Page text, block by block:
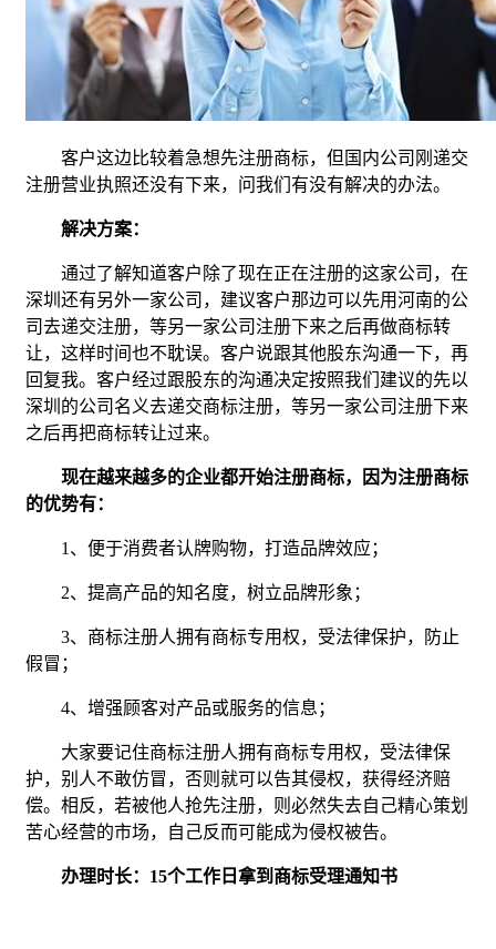
客户这边比较着急想先注册商标，但国内公司刚递交
注册营业执照还没有下来，问我们有没有解决的办法。
解决方案：
通过了解知道客户除了现在正在注册的这家公司，在
深圳还有另外一家公司，建议客户那边可以先用河南的公
司去递交注册，等另一家公司注册下来之后再做商标转
让，这样时间也不耽误。客户说跟其他股东沟通一下，再
回复我。客户经过跟股东的沟通决定按照我们建议的先以
深圳的公司名义去递交商标注册，等另一家公司注册下来
之后再把商标转让过来。
现在越来越多的企业都开始注册商标，因为注册商标
的优势有：
1、便于消费者认牌购物，打造品牌效应；
2、提高产品的知名度，树立品牌形象；
3、商标注册人拥有商标专用权，受法律保护，防止
假冒；
4、增强顾客对产品或服务的信息；
大家要记住商标注册人拥有商标专用权，受法律保
护，别人不敢仿冒，否则就可以告其侵权，获得经济赔
偿。相反，若被他人抢先注册，则必然失去自己精心策划
苦心经营的市场，自己反而可能成为侵权被告。
办理时长：15个工作日拿到商标受理通知书